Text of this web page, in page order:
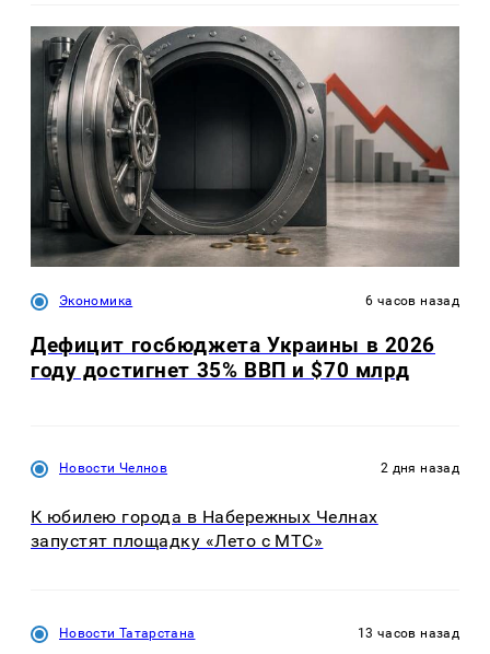
Экономика 6 часов назад
Дефицит госбюджета Украины в 2026
году достигнет 35% ВВП и $70 млрд
Новости Челнов 2 дня назад
К юбилею города в Набережных Челнах
запустят площадку «Лето с МТС»
Новости Татарстана 13 часов назад